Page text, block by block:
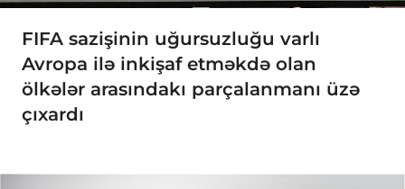
FIFA sazişinin uğursuzluğu varlı
Avropa ilə inkişaf etməkdə olan
ölkələr arasındakı parçalanmanı üzə
çıxardı